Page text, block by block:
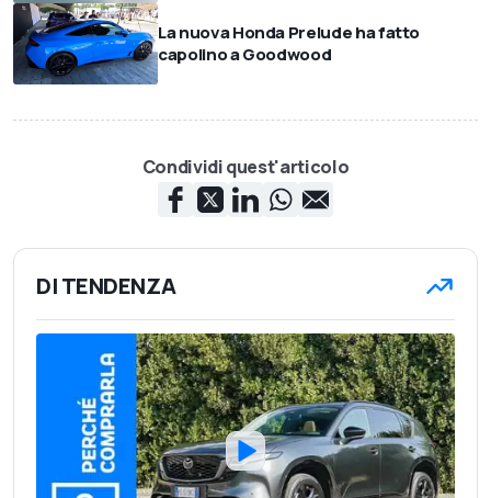
La nuova Honda Prelude ha fatto
capolino a Goodwood
Condividi quest'articolo
DI TENDENZA